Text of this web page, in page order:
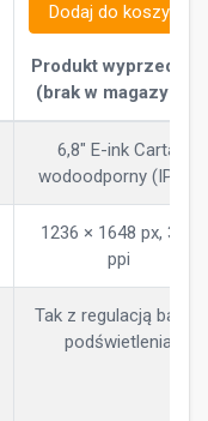
Dodaj do koszyka
Produkt wyprzedany
(brak w magazynie)
6,8" E-ink Carta,
wodoodporny (IPX8)
1236 × 1648 px, 300
ppi
Tak z regulacją barwy
podświetlenia